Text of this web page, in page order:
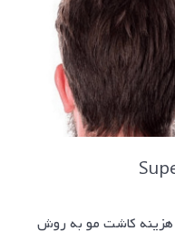
هزینه کاشت مو به روش